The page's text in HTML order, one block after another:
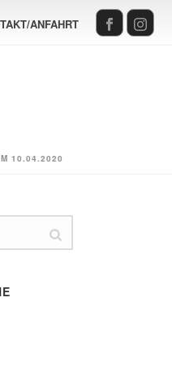
ANFAHRT
10.04.2020